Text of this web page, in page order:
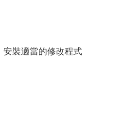
安裝適當的修改程式